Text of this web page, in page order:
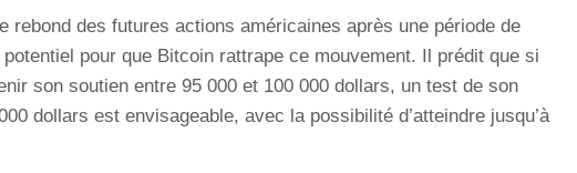
rebond des futures actions américaines après une période de
pour que Bitcoin rattrape ce mouvement. Il prédit que si
son soutien entre 95 000 et 100 000 dollars, un test de son
dollars est envisageable, avec la possibilité d’atteindre jusqu’à